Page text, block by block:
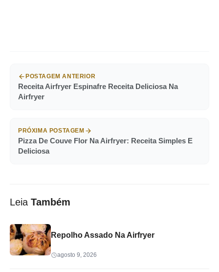
POSTAGEM ANTERIOR
Receita Airfryer Espinafre Receita Deliciosa Na
Airfryer
PRÓXIMA POSTAGEM
Pizza De Couve Flor Na Airfryer: Receita Simples E
Deliciosa
Leia Também
Repolho Assado Na Airfryer
agosto 9, 2026